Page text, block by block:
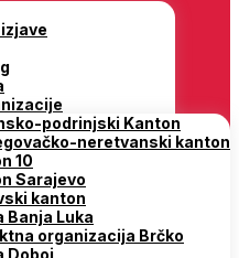
podrinjski Kanton
neretvanski kanton
10
Sarajevo
kanton
Banja Luka
organizacija Brčko
Doboj